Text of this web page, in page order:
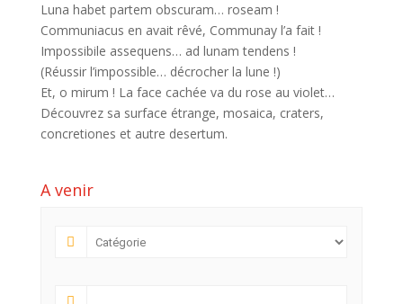
Luna habet partem obscuram… roseam !
Communiacus en avait rêvé, Communay l’a fait !
Impossibile assequens… ad lunam tendens !
(Réussir l’impossible… décrocher la lune !)
Et, o mirum ! La face cachée va du rose au violet…
Découvrez sa surface étrange, mosaica, craters,
concretiones et autre desertum.
A venir